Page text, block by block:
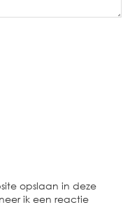
opslaan in deze
ik een reactie